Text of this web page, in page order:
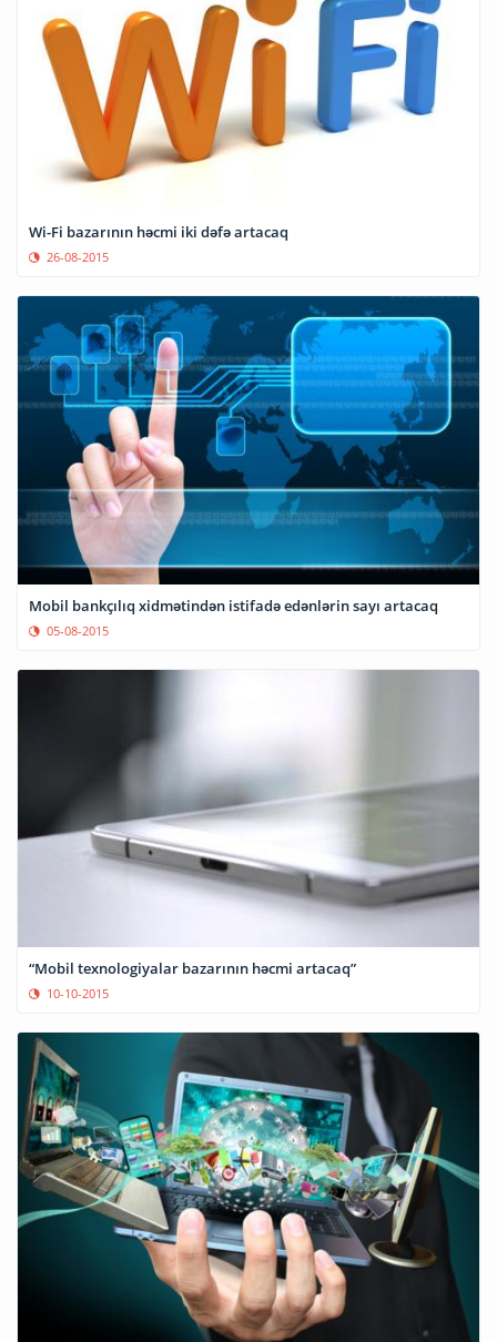
Wi-Fi bazarının həcmi iki dəfə artacaq
26-08-2015
Mobil bankçılıq xidmətindən istifadə edənlərin sayı artacaq
05-08-2015
“Mobil texnologiyalar bazarının həcmi artacaq”
10-10-2015